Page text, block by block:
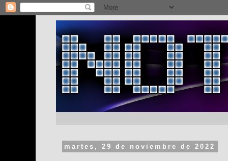
martes, 29 de noviembre de 2022